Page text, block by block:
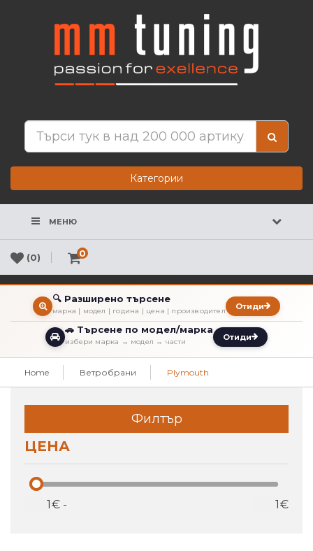
Категории
МЕНЮ
(0) 0
🔍 Разширено търсене
марка | модел | година | цена | производител Отиди
🚗 Търсене по модел/марка
избери марка → модел → части Отиди
Home Ветробрани Plymouth
Филтър
ЦЕНА
€ - €